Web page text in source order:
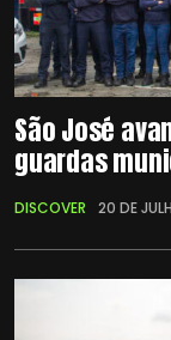
São José
guardas
DISCOVER 20 DE